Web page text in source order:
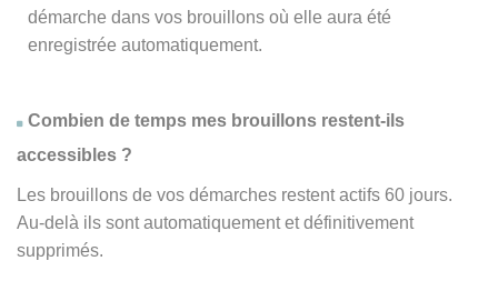
démarche dans vos brouillons où elle aura été
enregistrée automatiquement.
Combien de temps mes brouillons restent-ils
accessibles ?
Les brouillons de vos démarches restent actifs 60 jours.
Au-delà ils sont automatiquement et définitivement
supprimés.